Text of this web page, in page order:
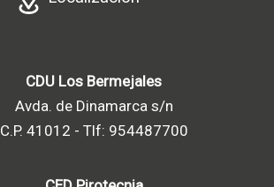
CDU Los Bermejales
Avda. de Dinamarca s/n
C.P. 41012 - Tlf: 954487700